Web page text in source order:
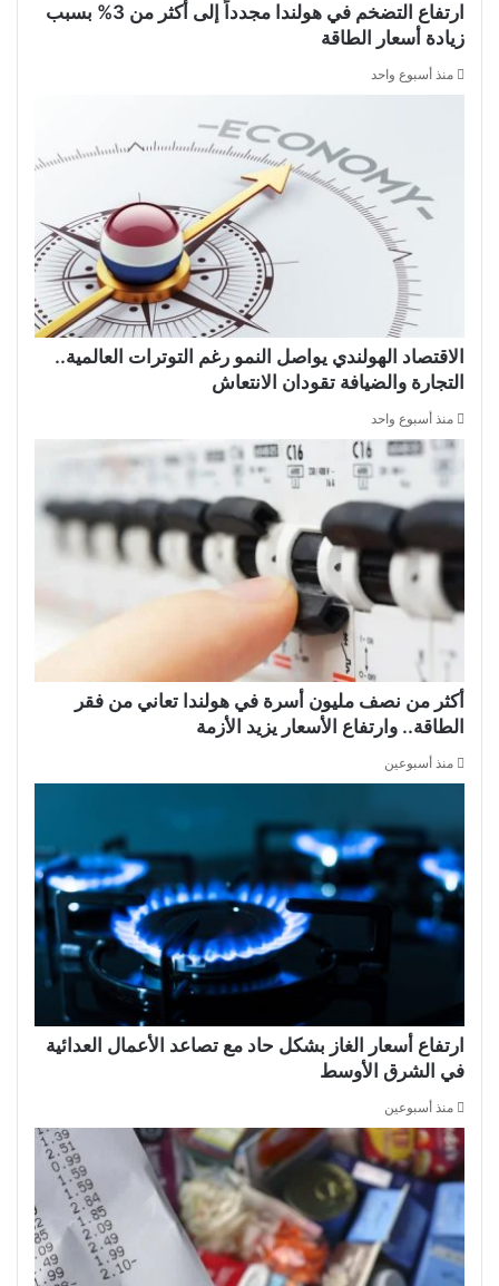
ارتفاع التضخم في هولندا مجدداً إلى أكثر من 3% بسبب
زيادة أسعار الطاقة
منذ أسبوع واحد
الاقتصاد الهولندي يواصل النمو رغم التوترات العالمية..
التجارة والضيافة تقودان الانتعاش
منذ أسبوع واحد
أكثر من نصف مليون أسرة في هولندا تعاني من فقر
الطاقة.. وارتفاع الأسعار يزيد الأزمة
منذ أسبوعين
ارتفاع أسعار الغاز بشكل حاد مع تصاعد الأعمال العدائية
في الشرق الأوسط
منذ أسبوعين